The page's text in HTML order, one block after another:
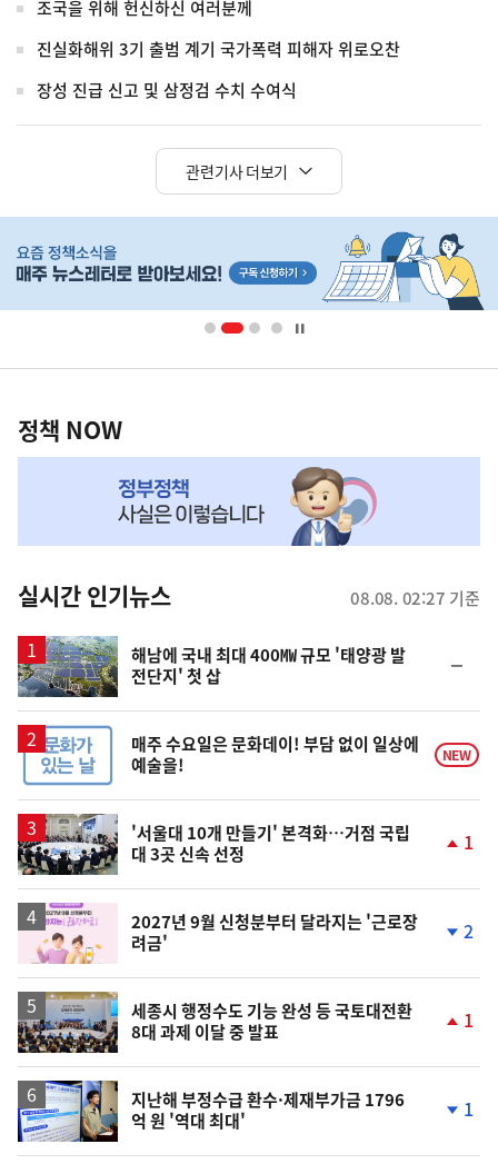
조국을 위해 헌신하신 여러분께
진실화해위 3기 출범 계기 국가폭력 피해자 위로오찬
장성 진급 신고 및 삼정검 수치 수여식
관련기사 더보기
단
영
책
NOW,
뉴
스
정책 NOW
실시간 인기뉴스 08.08. 02:27 기준
해남에 국내 최대 400㎿ 규모 '태양광 발
전단지' 첫 삽
일
매주 수요일은 문화데이! 부담 없이 일상에
예술을!
NEW
'서울대 10개 만들기' 본격화…거점 국립
대 3곳 신속 선정
1
2027년 9월 신청분부터 달라지는 '근로장
려금'
2
세종시 행정수도 기능 완성 등 국토대전환
8대 과제 이달 중 발표
1
지난해 부정수급 환수·제재부가금 1796
억 원 '역대 최대'
1